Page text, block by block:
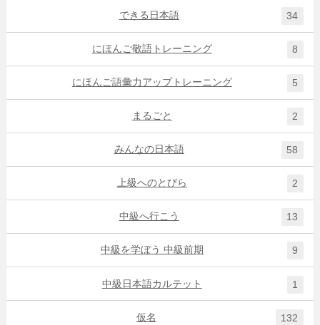
できる日本語 34
にほんご敬語トレーニング 8
にほんご語彙力アップトレーニング 5
まるごと 2
みんなの日本語 58
上級へのとびら 2
中級へ行こう 13
中級を学ぼう 中級前期 9
中級日本語カルテット 1
仮名 132